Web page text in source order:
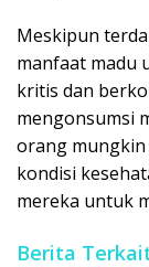
Meskipun
manfaat madu
kritis dan
mengonsumsi
orang mungkin
kondisi
mereka untuk
Berita